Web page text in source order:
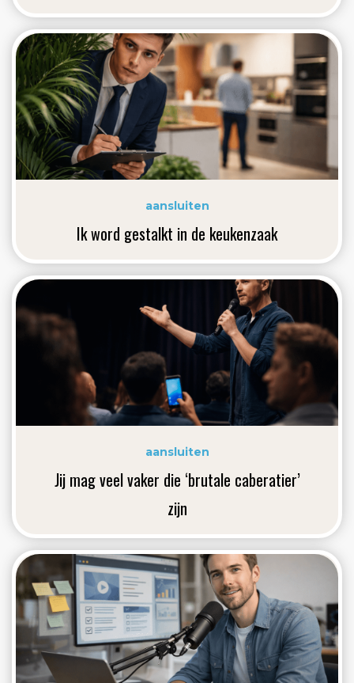
aansluiten
Ik word gestalkt in de keukenzaak
aansluiten
Jij mag veel vaker die ‘brutale caberatier’
zijn